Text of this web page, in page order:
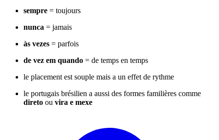
sempre = toujours
nunca = jamais
às vezes = parfois
de vez em quando = de temps en temps
le placement est souple mais a un effet de rythme
le portugais brésilien a aussi des formes familières comme
direto ou vira e mexe